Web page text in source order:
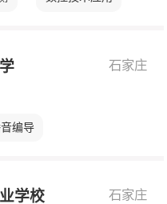
石家庄
编导
学校 石家庄